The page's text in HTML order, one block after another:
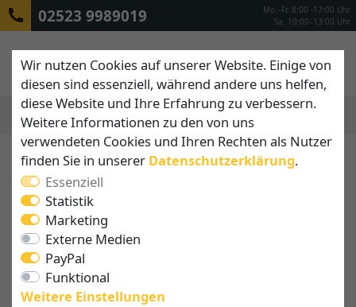
02523 9989019
Mo.–Fr. 8:00 -17:00 Uhr
Sa. 10:00–13:00 Uhr
Wir nutzen Cookies auf unserer Website. Einige von
diesen sind essenziell, während andere uns helfen,
diese Website und Ihre Erfahrung zu verbessern.
Weitere Informationen zu den von uns
verwendeten Cookies und Ihren Rechten als Nutzer
finden Sie in unserer Daten­schutz­erklärung.
Essenziell
Statistik
Marketing
Externe Medien
PayPal
Funktional
Weitere Einstellungen